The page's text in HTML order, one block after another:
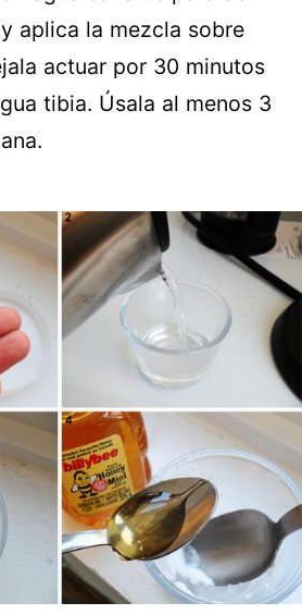
aplica la mezcla sobre
actuar por 30 minutos
tibia. Úsala al menos 3